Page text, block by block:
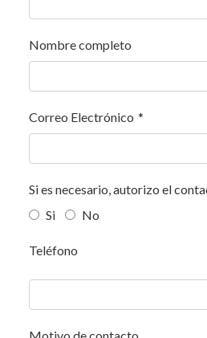
Nombre completo
Correo Electrónico *
Si es necesario, autorizo el
Si
No
Teléfono